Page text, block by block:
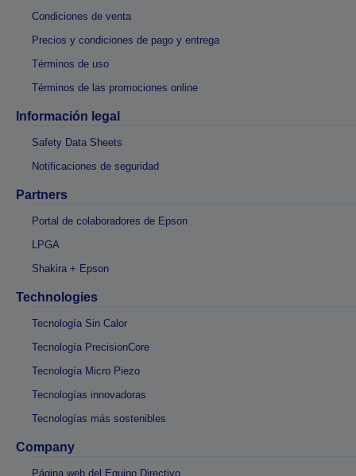
Condiciones de venta
Precios y condiciones de pago y entrega
Términos de uso
Términos de las promociones online
Información legal
Safety Data Sheets
Notificaciones de seguridad
Partners
Portal de colaboradores de Epson
LPGA
Shakira + Epson
Technologies
Tecnología Sin Calor
Tecnología PrecisionCore
Tecnología Micro Piezo
Tecnologías innovadoras
Tecnologías más sostenibles
Company
Página web del Equipo Directivo